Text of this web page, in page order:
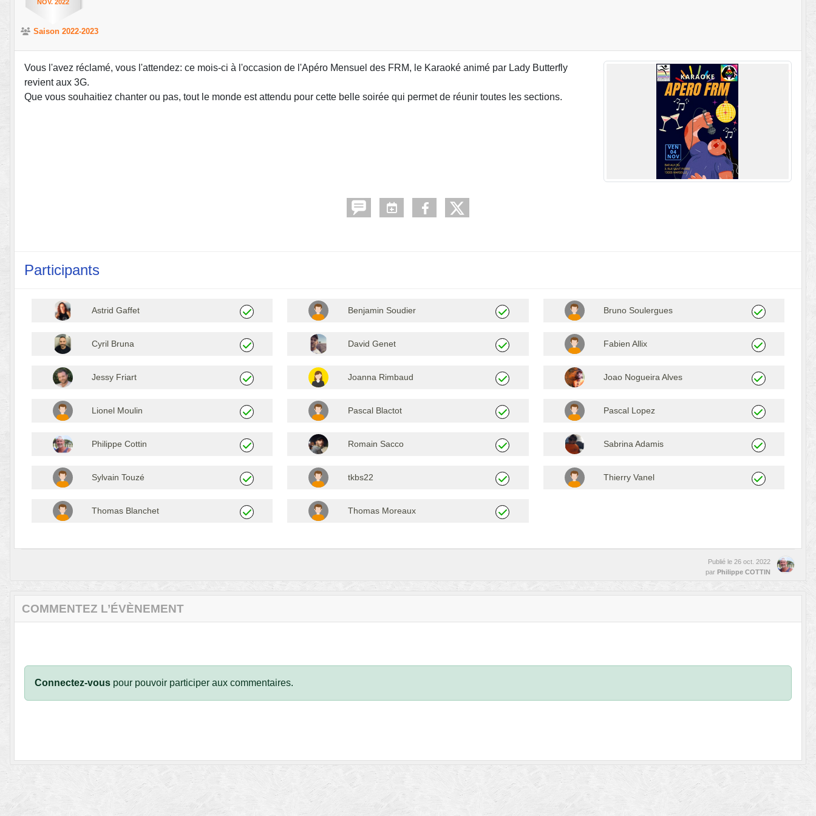
NOV. 2022
Saison 2022-2023
Vous l'avez réclamé, vous l'attendez: ce mois-ci à l'occasion de l'Apéro Mensuel des FRM, le Karaoké animé par Lady Butterfly
revient aux 3G.
Que vous souhaitiez chanter ou pas, tout le monde est attendu pour cette belle soirée qui permet de réunir toutes les sections.
Participants
Astrid Gaffet Benjamin Soudier Bruno Soulergues
Cyril Bruna David Genet Fabien Allix
Jessy Friart Joanna Rimbaud Joao Nogueira Alves
Lionel Moulin Pascal Blactot Pascal Lopez
Philippe Cottin Romain Sacco Sabrina Adamis
Sylvain Touzé tkbs22 Thierry Vanel
Thomas Blanchet Thomas Moreaux
Publié le 26 oct. 2022
par Philippe COTTIN
COMMENTEZ L’ÉVÈNEMENT
Connectez-vous pour pouvoir participer aux commentaires.